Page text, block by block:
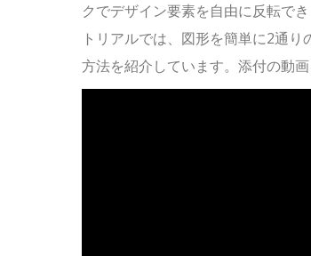
クでデザイン要素を自由に反転で
トリアルでは、図形を簡単に2通り
方法を紹介しています。添付の動